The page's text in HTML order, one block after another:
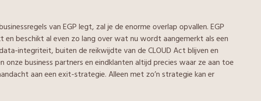
van EGP legt, zal je de enorme overlap opvallen. EGP
en beschikt al even zo lang over wat nu wordt aangemerkt als een
integriteit, buiten de reikwijdte van de CLOUD Act blijven en
onze business partners en eindklanten altijd precies waar ze aan toe
aan een exit-strategie. Alleen met zo’n strategie kan er